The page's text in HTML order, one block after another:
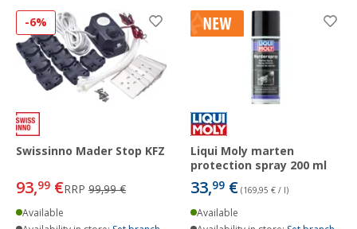
-6%
Swissinno Mader Stop KFZ
93,99 €RRP 99,99 €
Available
Liqui Moly marten
protection spray 200 ml
33,99 € (169,95 € / l)
Available